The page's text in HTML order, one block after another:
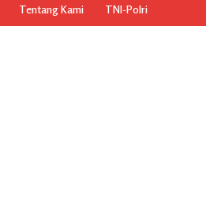
Tentang Kami TNI-Polri